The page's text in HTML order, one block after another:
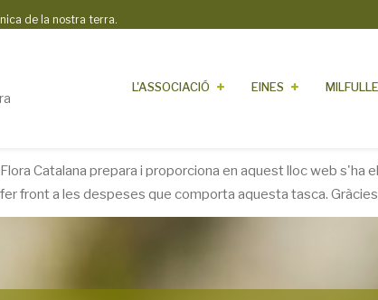
de la nostra terra.
L'ASSOCIACIÓ EINES
Catalana prepara i proporciona en aquest lloc web s'ha
front a les despeses que comporta aquesta tasca.